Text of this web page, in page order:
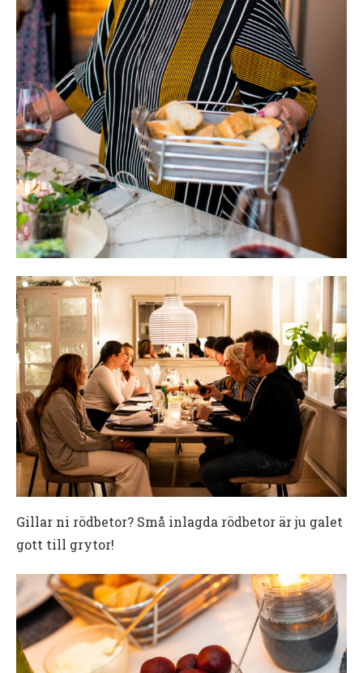
Gillar ni rödbetor? Små inlagda rödbetor är ju galet
gott till grytor!